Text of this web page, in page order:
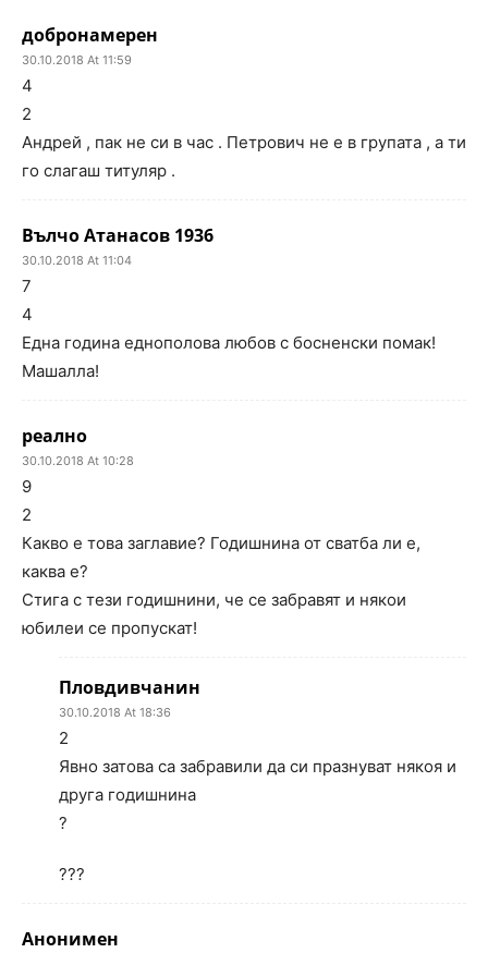
добронамерен
30.10.2018 At 11:59
4
2
Андрей , пак не си в час . Петрович не е в групата , а ти
го слагаш титуляр .
Вълчо Атанасов 1936
30.10.2018 At 11:04
7
4
Една година еднополова любов с босненски помак!
Машалла!
реално
30.10.2018 At 10:28
9
2
Какво е това заглавие? Годишнина от сватба ли е,
каква е?
Стига с тези годишнини, че се забравят и някои
юбилеи се пропускат!
Пловдивчанин
30.10.2018 At 18:36
2
Явно затова са забравили да си празнуват някоя и
друга годишнина
?
???
Анонимен